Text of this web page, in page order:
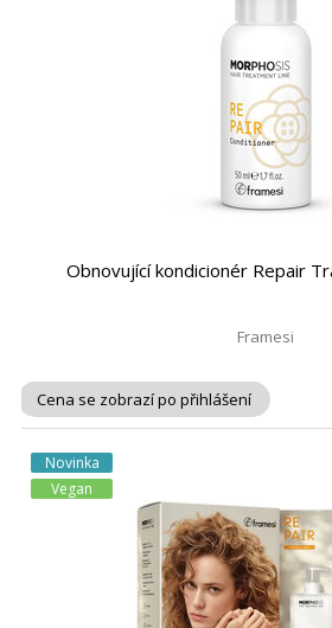
Obnovující kondicionér Repair
Framesi
Cena se zobrazí po přihlášení
Novinka
Vegan